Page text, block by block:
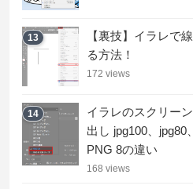
13
【裏技】イラレで
る方法！
172 views
14
イラレのスクリー
出し jpg100、jpg80
PNG 8の違い
168 views